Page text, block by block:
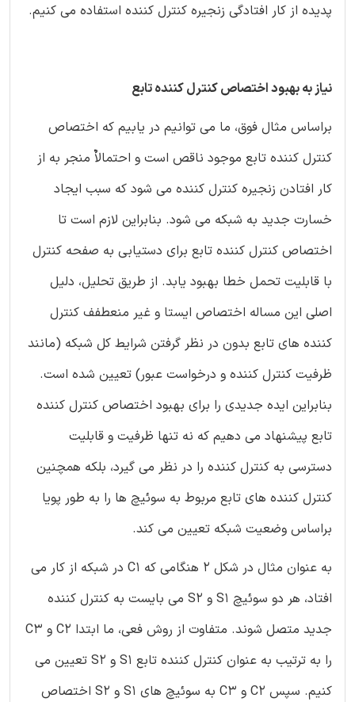
پدیده از کار افتادگی زنجیره کنترل کننده استفاده می کنیم.
نیاز به بهبود اختصاص کنترل کننده تابع
براساس مثال فوق، ما می توانیم در یابیم که اختصاص
کنترل کننده تابع موجود ناقص است و احتمالاٌ منجر به از
کار افتادن زنجیره کنترل کننده می شود که سبب ایجاد
خسارت جدید به شبکه می شود. بنابراین لازم است تا
اختصاص کنترل کننده تابع برای دستیابی به صفحه کنترل
با قابلیت تحمل خطا بهبود یابد. از طریق تحلیل، دلیل
اصلی این مساله اختصاص ایستا و غیر منعطفف کنترل
کننده های تابع بدون در نظر گرفتن شرایط کل شبکه (مانند
ظرفیت کنترل کننده و درخواست عبور) تعیین شده است.
بنابراین ایده جدیدی را برای بهبود اختصاص کنترل کننده
تابع پیشنهاد می دهیم که نه تنها ظرفیت و قابلیت
دسترسی به کنترل کننده را در نظر می گیرد، بلکه همچنین
کنترل کننده های تابع مربوط به سوئیچ ها را به طور پویا
براساس وضعیت شبکه تعیین می کند.
به عنوان مثال در شکل 2 هنگامی که C1 در شبکه از کار می
افتاد، هر دو سوئیچ S1 و S2 می بایست به کنترل کننده
جدید متصل شوند. متفاوت از روش فعی، ما ابتدا C2 و C3
را به ترتیب به عنوان کنترل کننده تابع S1 و S2 تعیین می
کنیم. سپس C2 و C3 به سوئیچ های S1 و S2 اختصاص